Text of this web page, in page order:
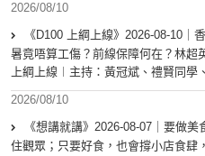
2026/08/10
《D100 上綱上線》2026-08-10｜
暑竟唔算工傷？前線保障何在？林超
上綱上線︱主持：黃冠斌、禮賢同學
2026/08/10
《想講就講》2026-08-07｜要做
住觀眾；只要好食，也會撐小店食肆